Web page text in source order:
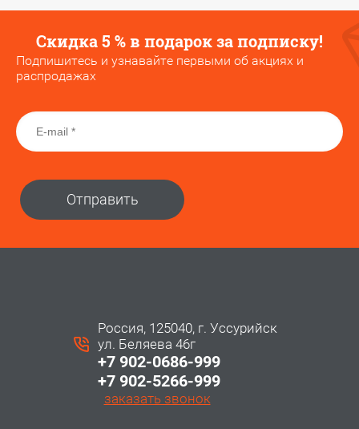
Скидка 5 % в подарок за подписку!
Подпишитесь и узнавайте первыми об акциях и
распродажах
Отправить
Россия, 125040, г. Уссурийск
ул. Беляева 46г
+7 902-0686-999
+7 902-5266-999
заказать звонок